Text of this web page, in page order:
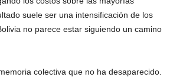
suele ser una intensificación de los
no parece estar siguiendo un camino
colectiva que no ha desaparecido.